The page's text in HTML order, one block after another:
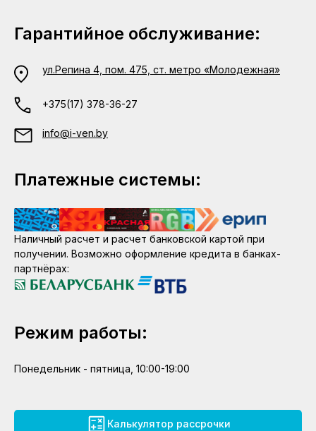
Гарантийное обслуживание:
ул.Репина 4, пом. 475, ст. метро «Молодежная»
+375(17) 378-36-27
info@i-ven.by
Платежные системы:
Наличный расчет и расчет банковской картой при
получении. Возможно оформление кредита в банках-
партнёрах:
Режим работы:
Понедельник - пятница, 10:00-19:00
Калькулятор рассрочки